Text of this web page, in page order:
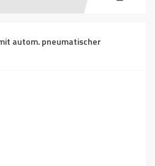
autom. pneumatischer